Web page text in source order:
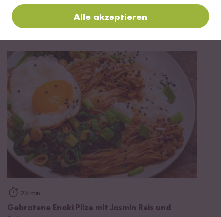
Vegetarisch Glutenfrei
25 min
Gebratene Enoki Pilze mit Jasmin Reis und
Alle akzeptieren